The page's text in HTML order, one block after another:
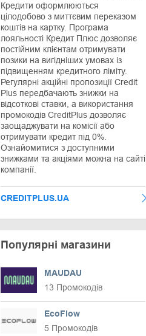
Кредити оформлюються
цілодобово з миттєвим переказом
коштів на картку. Програма
лояльності Кредит Плюс дозволяє
постійним клієнтам отримувати
позики на вигідніших умовах із
підвищенням кредитного ліміту.
Регулярні акційні пропозиції Credit
Plus передбачають знижки на
відсоткові ставки, а використання
промокодів CreditPlus дозволяє
заощаджувати на комісії або
отримувати кредит під 0%.
Ознайомитися з доступними
знижками та акціями можна на сайті
компанії.
CREDITPLUS.UA
Популярні магазини
MAUDAU
13 Промокодів
EcoFlow
5 Промокодів